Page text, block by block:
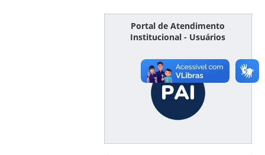
Portal de Atendimento
Institucional - Usuários